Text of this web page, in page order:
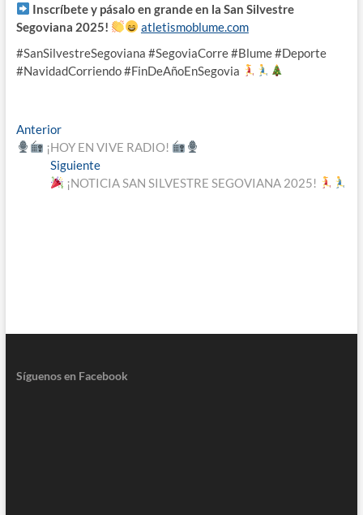
Inscríbete y pásalo en grande en la San Silvestre
Segoviana 2025!
atletismoblume.com
#SanSilvestreSegoviana #SegoviaCorre #Blume #Deporte
#NavidadCorriendo #FinDeAñoEnSegovia
Navegación
de
entradas
AnteriorEntrada
anterior:
¡HOY EN VIVE RADIO!
SiguienteEntrada
siguiente:
¡NOTICIA SAN SILVESTRE SEGOVIANA 2025!
Síguenos en Facebook